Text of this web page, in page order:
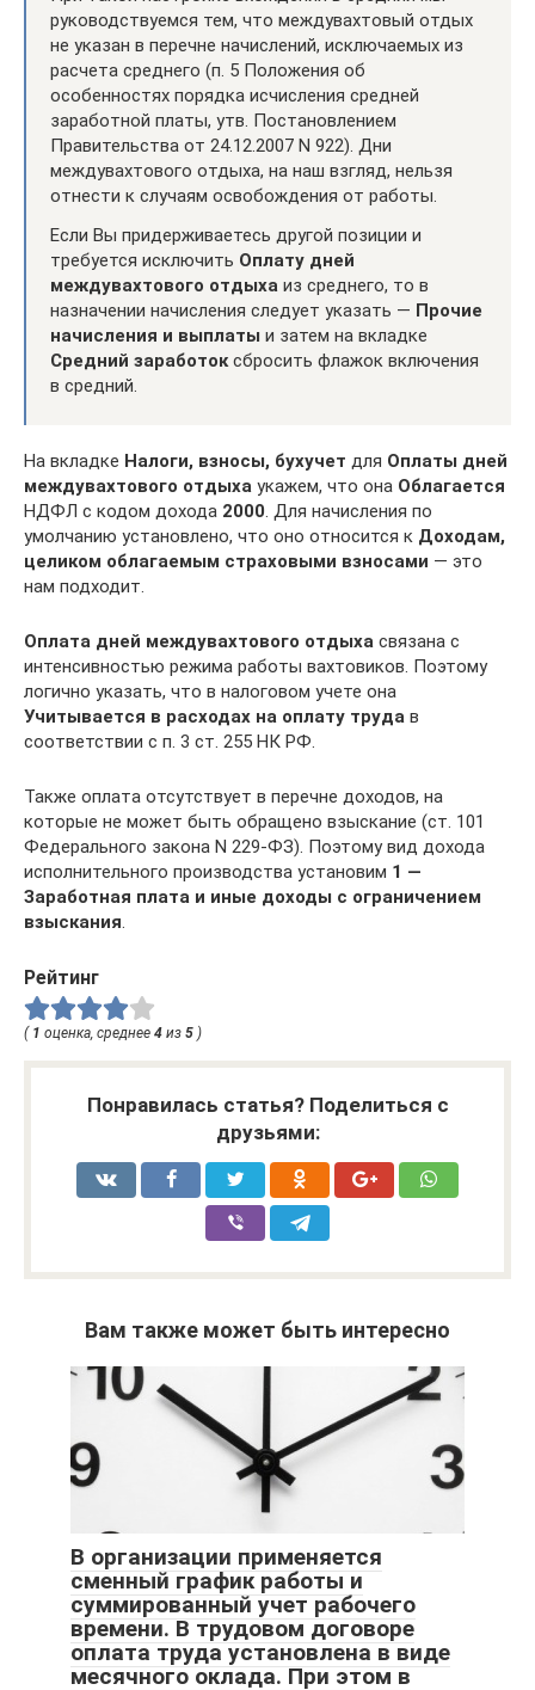
руководствуемся тем, что междувахтовый отдых
не указан в перечне начислений, исключаемых из
расчета среднего (п. 5 Положения об
особенностях порядка исчисления средней
заработной платы, утв. Постановлением
Правительства от 24.12.2007 N 922). Дни
междувахтового отдыха, на наш взгляд, нельзя
отнести к случаям освобождения от работы.
Если Вы придерживаетесь другой позиции и
требуется исключить Оплату дней
междувахтового отдыха из среднего, то в
назначении начисления следует указать — Прочие
начисления и выплаты и затем на вкладке
Средний заработок сбросить флажок включения
в средний.
На вкладке Налоги, взносы, бухучет для Оплаты дней
междувахтового отдыха укажем, что она Облагается
НДФЛ с кодом дохода 2000 . Для начисления по
умолчанию установлено, что оно относится к Доходам,
целиком облагаемым страховыми взносами — это
нам подходит.
Оплата дней междувахтового отдыха связана с
интенсивностью режима работы вахтовиков. Поэтому
логично указать, что в налоговом учете она
Учитывается в расходах на оплату труда в
соответствии с п. 3 ст. 255 НК РФ.
Также оплата отсутствует в перечне доходов, на
которые не может быть обращено взыскание (ст. 101
Федерального закона N 229-ФЗ). Поэтому вид дохода
исполнительного производства установим 1 —
Заработная плата и иные доходы с ограничением
взыскания
Рейтинг
( 1 оценка, среднее 4 из 5 )
Понравилась статья? Поделиться с
друзьями:
Вам также может быть интересно
В организации применяется
сменный график работы и
суммированный учет рабочего
времени. В трудовом договоре
оплата труда установлена в виде
месячного оклада. При этом в